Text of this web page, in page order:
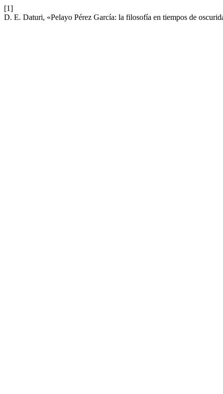
[1]
D. E. Daturi, «Pelayo Pérez García: la filosofía en tiempos de